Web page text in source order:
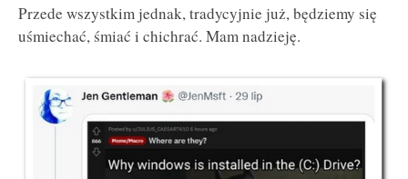
Przede wszystkim jednak, tradycyjnie już, będziemy się
uśmiechać, śmiać i chichrać. Mam nadzieję.